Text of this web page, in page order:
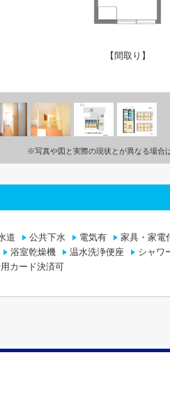
【間取り】
※写真や図と実際の現状とが異なる場合
道 公共下水 電気有
家具・家電
浴室乾燥機 温水洗浄便座 シャワ
カード決済可